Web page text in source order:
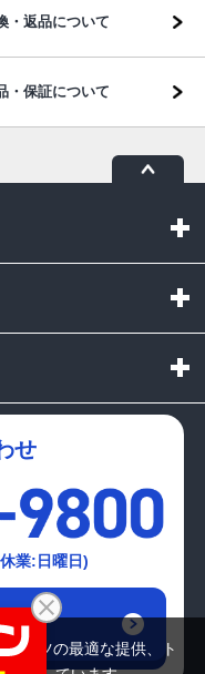
・返品について
・保証について
せ
業:日曜日)
テンツの最適な提供、ト